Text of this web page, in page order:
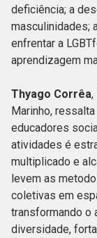
deficiência; a
masculinidades;
enfrentar a
aprendizagem
Thyago Corrêa,
Marinho,
educadores
atividades é
multiplicado e
levem as
coletivas em
transformando o
diversidade,